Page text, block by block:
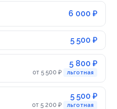
6 000 ₽
5 500 ₽
5 800 ₽
от 5 500 ₽ льготная
5 500 ₽
от 5 200 ₽ льготная